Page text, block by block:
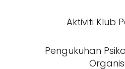
Aktiviti Klub
Pengukuhan